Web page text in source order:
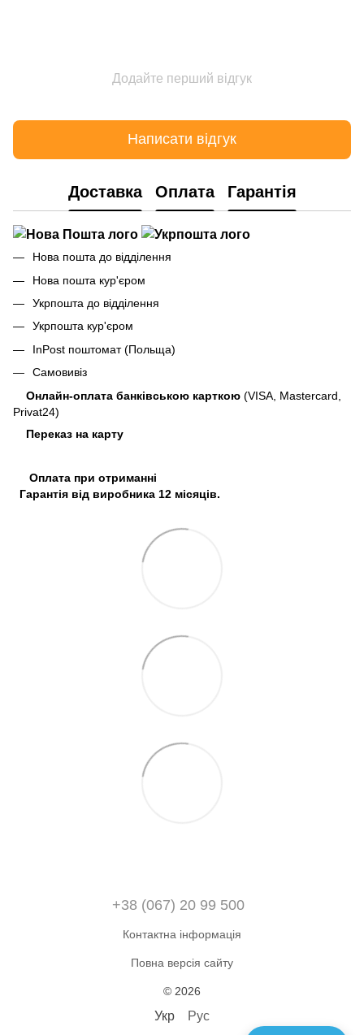
Додайте перший відгук
Написати відгук
Доставка Оплата Гарантія
Нова пошта до відділення
Нова пошта кур'єром
Укрпошта до відділення
Укрпошта кур'єром
InPost поштомат (Польща)
Самовивіз
Онлайн-оплата банківською карткою (VISA, Mastercard,
Privat24)
Переказ на карту
Оплата при отриманні
Гарантія від виробника 12 місяців.
+38 (067) 20 99 500
Контактна інформація
Повна версія сайту
© 2026
Укр Рус